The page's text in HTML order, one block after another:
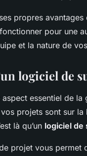
propres
pour une
et la nature de
logiciel de
aspect essentiel de
projets sont sur
là qu’un logiciel de
projet vous permet